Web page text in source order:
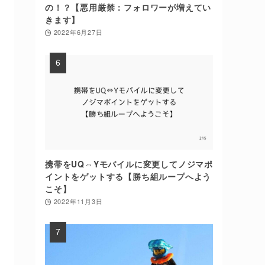
の！？【悪用厳禁：フォロワーが増えてい
きます】
2022年6月27日
携帯をUQ⇔Yモバイルに変更してノジマポ
イントをゲットする【勝ち組ループへよう
こそ】
2022年11月3日